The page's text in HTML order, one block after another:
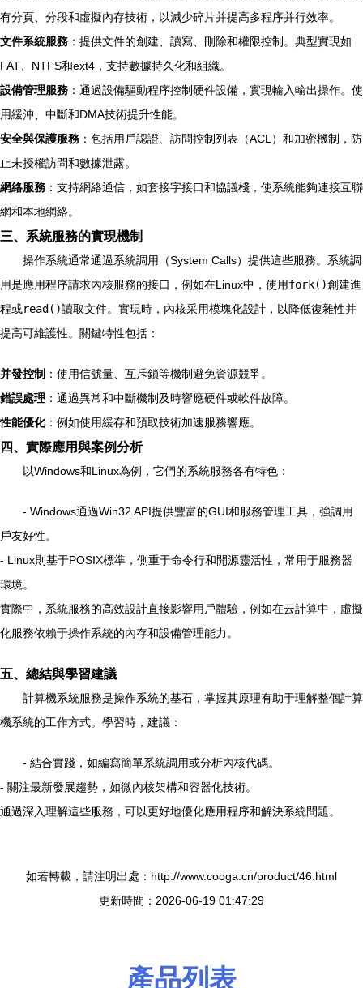
有分頁、分段和虛擬內存技術，以減少碎片并提高多程序并行效率。
文件系統服務 ：提供文件的創建、讀寫、刪除和權限控制。典型實現如
FAT、NTFS和ext4，支持數據持久化和組織。
設備管理服務 ：通過設備驅動程序控制硬件設備，實現輸入輸出操作。使
用緩沖、中斷和DMA技術提升性能。
安全與保護服務 ：包括用戶認證、訪問控制列表（ACL）和加密機制，防
止未授權訪問和數據泄露。
網絡服務 ：支持網絡通信，如套接字接口和協議棧，使系統能夠連接互聯
網和本地網絡。
三、系統服務的實現機制
操作系統通常通過系統調用（System Calls）提供這些服務。系統調
用是應用程序請求內核服務的接口，例如在Linux中，使用fork()創建進
程或read()讀取文件。實現時，內核采用模塊化設計，以降低復雜性并
提高可維護性。關鍵特性包括：
并發控制 ：使用信號量、互斥鎖等機制避免資源競爭。
錯誤處理 ：通過異常和中斷機制及時響應硬件或軟件故障。
性能優化：例如使用緩存和預取技術加速服務響應。
四、實際應用與案例分析
以Windows和Linux為例，它們的系統服務各有特色：
- Windows通過Win32 API提供豐富的GUI和服務管理工具，強調用
戶友好性。
- Linux則基于POSIX標準，側重于命令行和開源靈活性，常用于服務器
環境。
實際中，系統服務的高效設計直接影響用戶體驗，例如在云計算中，虛擬
化服務依賴于操作系統的內存和設備管理能力。
五、總結與學習建議
計算機系統服務是操作系統的基石，掌握其原理有助于理解整個計算
機系統的工作方式。學習時，建議：
- 結合實踐，如編寫簡單系統調用或分析內核代碼。
- 關注最新發展趨勢，如微內核架構和容器化技術。
通過深入理解這些服務，可以更好地優化應用程序和解決系統問題。
如若轉載，請注明出處：http://www.cooga.cn/product/46.html
更新時間：2026-06-19 01:47:29
產品列表